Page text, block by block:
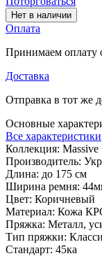
Нет в наличии
Оплата
Принимаем оплату
Доставка
Отправка в тот же
Основные
Все характеристики
Коллекция: Massive
Производитель:
Длина: до 175 см
Ширина ремня:
Цвет: Коричневый
Материал: Кожа
Пряжка: Металл,
Тип пряжки:
Стандарт: 45ка